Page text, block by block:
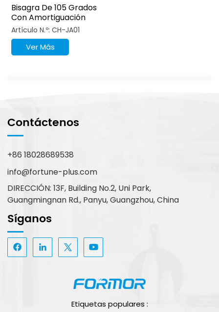
Bisagra De 105 Grados
Con Amortiguación
Para Puerta Con Marco
De Aluminio Niquelado
Artículo N.º: CH-JA01
Ver Más
Contáctenos
+86 18028689538
info@fortune-plus.com
DIRECCIÓN: 13F, Building No.2, Uni Park,
Guangmingnan Rd., Panyu, Guangzhou, China
Síganos
Etiquetas populares :